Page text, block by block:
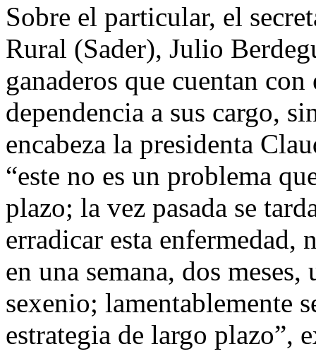
Sobre el particular, el
Rural (Sader), Julio
ganaderos que cuentan
dependencia a sus cargo,
encabeza la presidenta
“este no es un problema
plazo; la vez pasada se
erradicar esta enfermedad,
en una semana, dos
sexenio; lamentablemente
estrategia de largo plazo”,